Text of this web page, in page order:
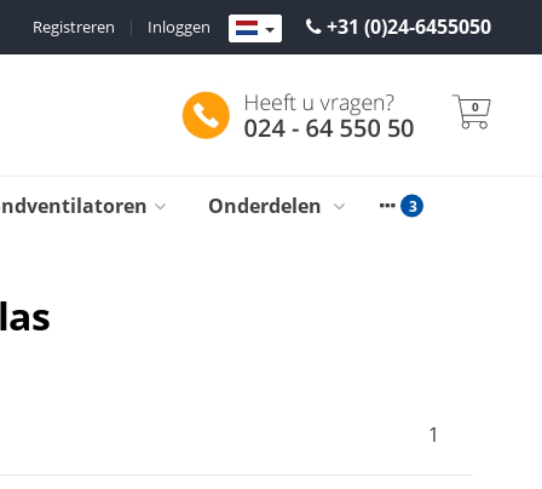
+31 (0)24-6455050
Inloggen
|
Registreren
0
Onderdelen
1